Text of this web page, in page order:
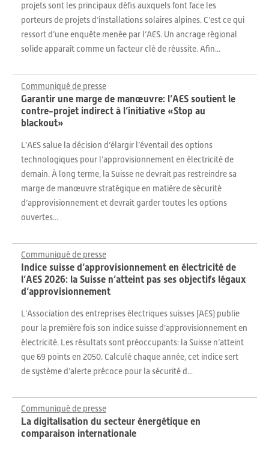
projets sont les principaux défis auxquels font face les
porteurs de projets d’installations solaires alpines. C’est ce qui
ressort d’une enquête menée par l’AES. Un ancrage régional
solide apparaît comme un facteur clé de réussite. Afin...
Communiqué de presse
Garantir une marge de manœuvre: l’AES soutient le
contre-projet indirect à l’initiative «Stop au
blackout»
L’AES salue la décision d’élargir l’éventail des options
technologiques pour l’approvisionnement en électricité de
demain. À long terme, la Suisse ne devrait pas restreindre sa
marge de manœuvre stratégique en matière de sécurité
d’approvisionnement et devrait garder toutes les options
ouvertes...
Communiqué de presse
Indice suisse d’approvisionnement en électricité de
l’AES 2026: la Suisse n’atteint pas ses objectifs légaux
d’approvisionnement
L’Association des entreprises électriques suisses (AES) publie
pour la première fois son indice suisse d’approvisionnement en
électricité. Les résultats sont préoccupants: la Suisse n’atteint
que 69 points en 2050. Calculé chaque année, cet indice sert
de système d’alerte précoce pour la sécurité d...
Communiqué de presse
La digitalisation du secteur énergétique en
comparaison internationale